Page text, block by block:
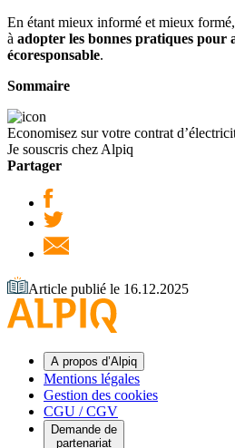
En étant mieux informé et mieux
à adopter les bonnes pratiques pour
écoresponsable.
Sommaire
Economisez sur votre contrat
Je souscris chez Alpiq
Partager
Article publié le 16.12.2025
A propos d’Alpiq
Mentions légales
Gestion des cookies
CGU / CGV
Demande de
partenariat